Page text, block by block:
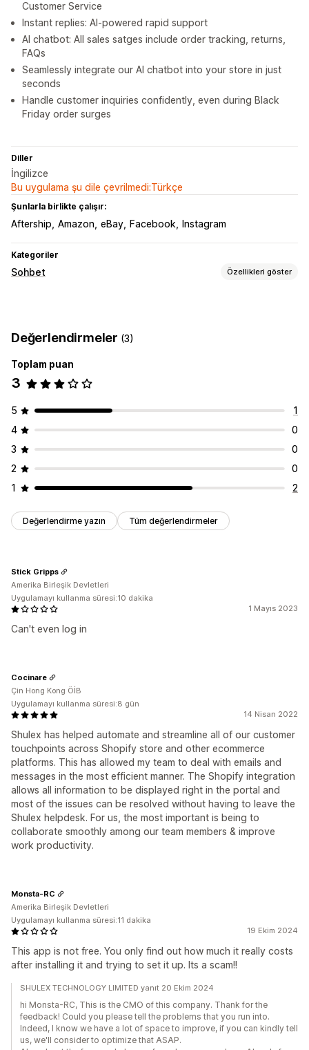
Customer Service
Instant replies: AI-powered rapid support
AI chatbot: All sales satges include order tracking, returns,
FAQs
Seamlessly integrate our AI chatbot into your store in just
seconds
Handle customer inquiries confidently, even during Black
Friday order surges
Diller
İngilizce
Bu uygulama şu dile çevrilmedi:Türkçe
Şunlarla birlikte çalışır:
Aftership Amazon eBay Facebook Instagram
Kategoriler
Sohbet Özellikleri göster
Çoklu dil Gerçek zamanlı çeviri
Otomatik yanıtlar
İndirimler SSS Karşılama
Özelleştirme
Renk ve yazı tipi
Sohbet penceresi
Değerlendirmeler (3)
Toplam puan
3
5
1
4
0
3
0
2
0
1
2
Değerlendirme yazın Tüm değerlendirmeler
1 Mayıs 2023
Can't even log in
Stick Gripps
Amerika Birleşik Devletleri
Uygulamayı kullanma süresi:10 dakika
14 Nisan 2022
Shulex has helped automate and streamline all of our customer
touchpoints across Shopify store and other ecommerce
platforms. This has allowed my team to deal with emails and
messages in the most efficient manner. The Shopify integration
allows all information to be displayed right in the portal and
most of the issues can be resolved without having to leave the
Shulex helpdesk. For us, the most important is being to
collaborate smoothly among our team members & improve
work productivity.
Cocinare
Çin Hong Kong ÖİB
Uygulamayı kullanma süresi:8 gün
19 Ekim 2024
This app is not free. You only find out how much it really costs
after installing it and trying to set it up. Its a scam!!
Monsta-RC
Amerika Birleşik Devletleri
Uygulamayı kullanma süresi:11 dakika
SHULEX TECHNOLOGY LIMITED yanıt 20 Ekim 2024
hi Monsta-RC, This is the CMO of this company. Thank for the
feedback! Could you please tell the problems that you run into.
Indeed, I know we have a lot of space to improve, if you can kindly tell
us, we'll consider to optimize that ASAP.